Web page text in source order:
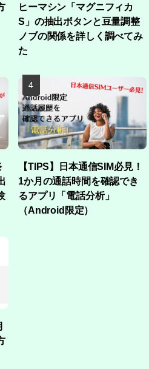
ヒーマシン「マグニフィカ
S」の抽出ボタンと豆量調整
ノブの関係を詳しく調べてみ
た
【TIPS】日本通信SIM必見！
1か月の通話時間を確認でき
るアプリ「電話分析」
（Android限定）